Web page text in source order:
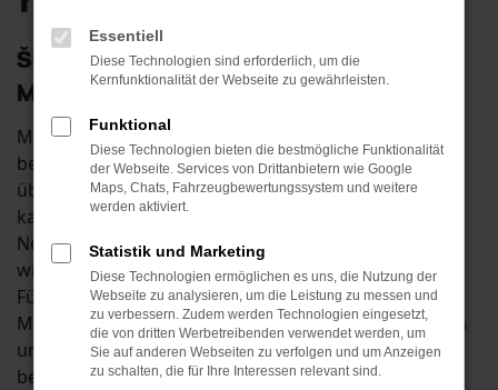
Škoda Kodiaq Neuwagen: First Class
Mobilität in Kelheim
Mit einem Škoda Kodiaq Neuwagen in Kelheim
befinden Sie sich in der ersten Liga der
überzeugenden Fahrzeuge. In seiner Klasse existiert
kaum ein anderes Modell, dass dem Škoda Kodiaq
Neuwagen das Wasser reichen könnte. Untermauert
wird dies durch exzellente Testergebnisse und eine
Fülle an attraktiven Extras. Insbesondere die aktuelle
Modellgeneration scheint wie geschaffen für Kelheim
und Umgebung. Dank effizienter Motoren
beherrschen Sie im Škoda Kodiaq Neuwagen sowohl
Essentiell
Diese Technologien sind erforderlich, um die
Kernfunktionalität der Webseite zu gewährleisten.
Funktional
Diese Technologien bieten die bestmögliche Funktionalität
der Webseite. Services von Drittanbietern wie Google
Maps, Chats, Fahrzeugbewertungssystem und weitere
werden aktiviert.
Statistik und Marketing
Diese Technologien ermöglichen es uns, die Nutzung der
Webseite zu analysieren, um die Leistung zu messen und
zu verbessern. Zudem werden Technologien eingesetzt,
die von dritten Werbetreibenden verwendet werden, um
Sie auf anderen Webseiten zu verfolgen und um Anzeigen
zu schalten, die für Ihre Interessen relevant sind.